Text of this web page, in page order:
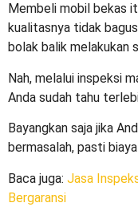
Membeli mobil bekas
kualitasnya tidak
bolak balik melakukan
Nah, melalui inspeksi
Anda sudah tahu
Bayangkan saja jika
bermasalah, pasti
Baca juga: Jasa
Bergaransi